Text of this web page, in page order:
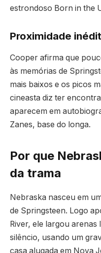
estrondoso Born in the
Proximidade
Cooper afirma que
às memórias de
mais baixos e os picos
cineasta diz ter
aparecem em
Zanes, base do longa.
Por que
da trama
Nebraska nasceu em
de Springsteen. Logo
River, ele largou
silêncio, usando um
casa alugada em Nova